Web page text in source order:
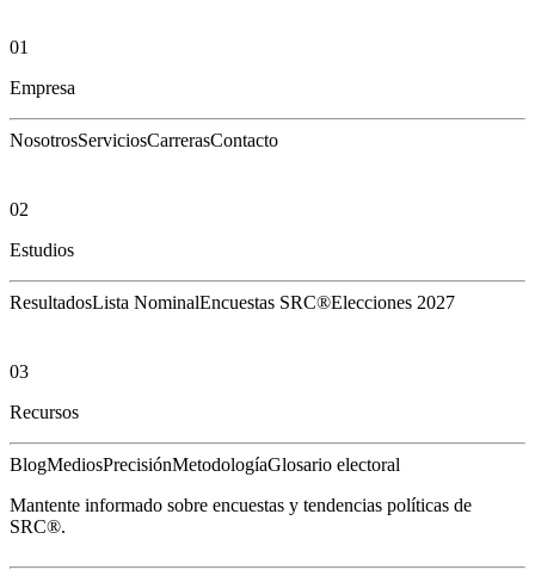
01
Empresa
NosotrosServiciosCarrerasContacto
02
Estudios
ResultadosLista NominalEncuestas SRC®Elecciones 2027
03
Recursos
BlogMediosPrecisiónMetodologíaGlosario electoral
Mantente informado sobre encuestas y tendencias políticas de
SRC®.